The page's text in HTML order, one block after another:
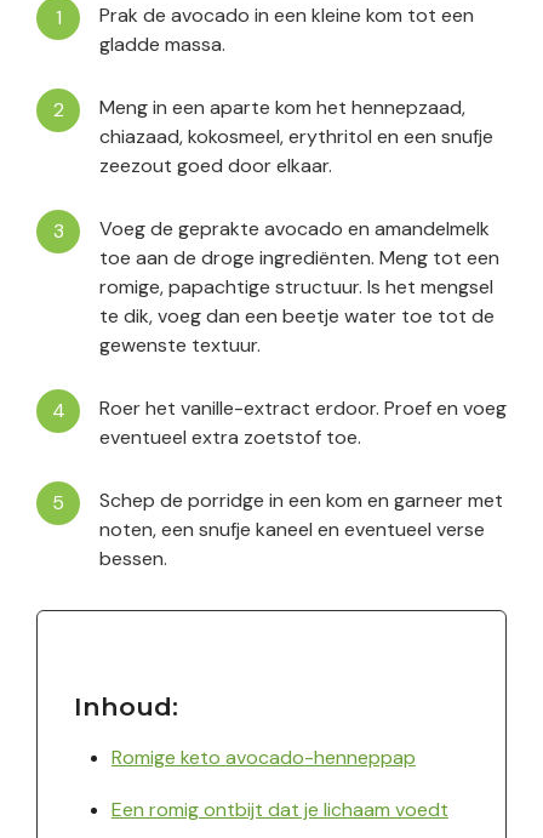
Prak de avocado in een kleine kom tot een
gladde massa.
Meng in een aparte kom het hennepzaad,
chiazaad, kokosmeel, erythritol en een snufje
zeezout goed door elkaar.
Voeg de geprakte avocado en amandelmelk
toe aan de droge ingrediënten. Meng tot een
romige, papachtige structuur. Is het mengsel
te dik, voeg dan een beetje water toe tot de
gewenste textuur.
Roer het vanille-extract erdoor. Proef en voeg
eventueel extra zoetstof toe.
Schep de porridge in een kom en garneer met
noten, een snufje kaneel en eventueel verse
bessen.
Inhoud:
Romige keto avocado-henneppap
Een romig ontbijt dat je lichaam voedt